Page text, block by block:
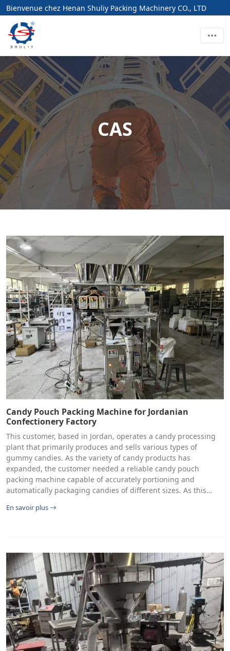
Bienvenue chez Henan Shuliy Packing Machinery CO., LTD
CAS
Candy Pouch Packing Machine for Jordanian
Confectionery Factory
This customer, based in Jordan, operates a candy processing
plant that primarily produces and sells various types of
gummy candies. As the variety of candy products has
expanded, the customer needed a reliable candy pouch
packing machine capable of accurately portioning and
automatically packaging candies of different sizes. As this…
En savoir plus